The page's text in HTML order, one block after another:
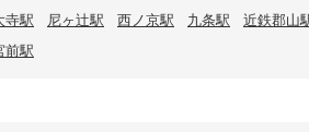
寺駅 尼ヶ辻駅 西ノ京駅 九条駅 近鉄郡山
前駅